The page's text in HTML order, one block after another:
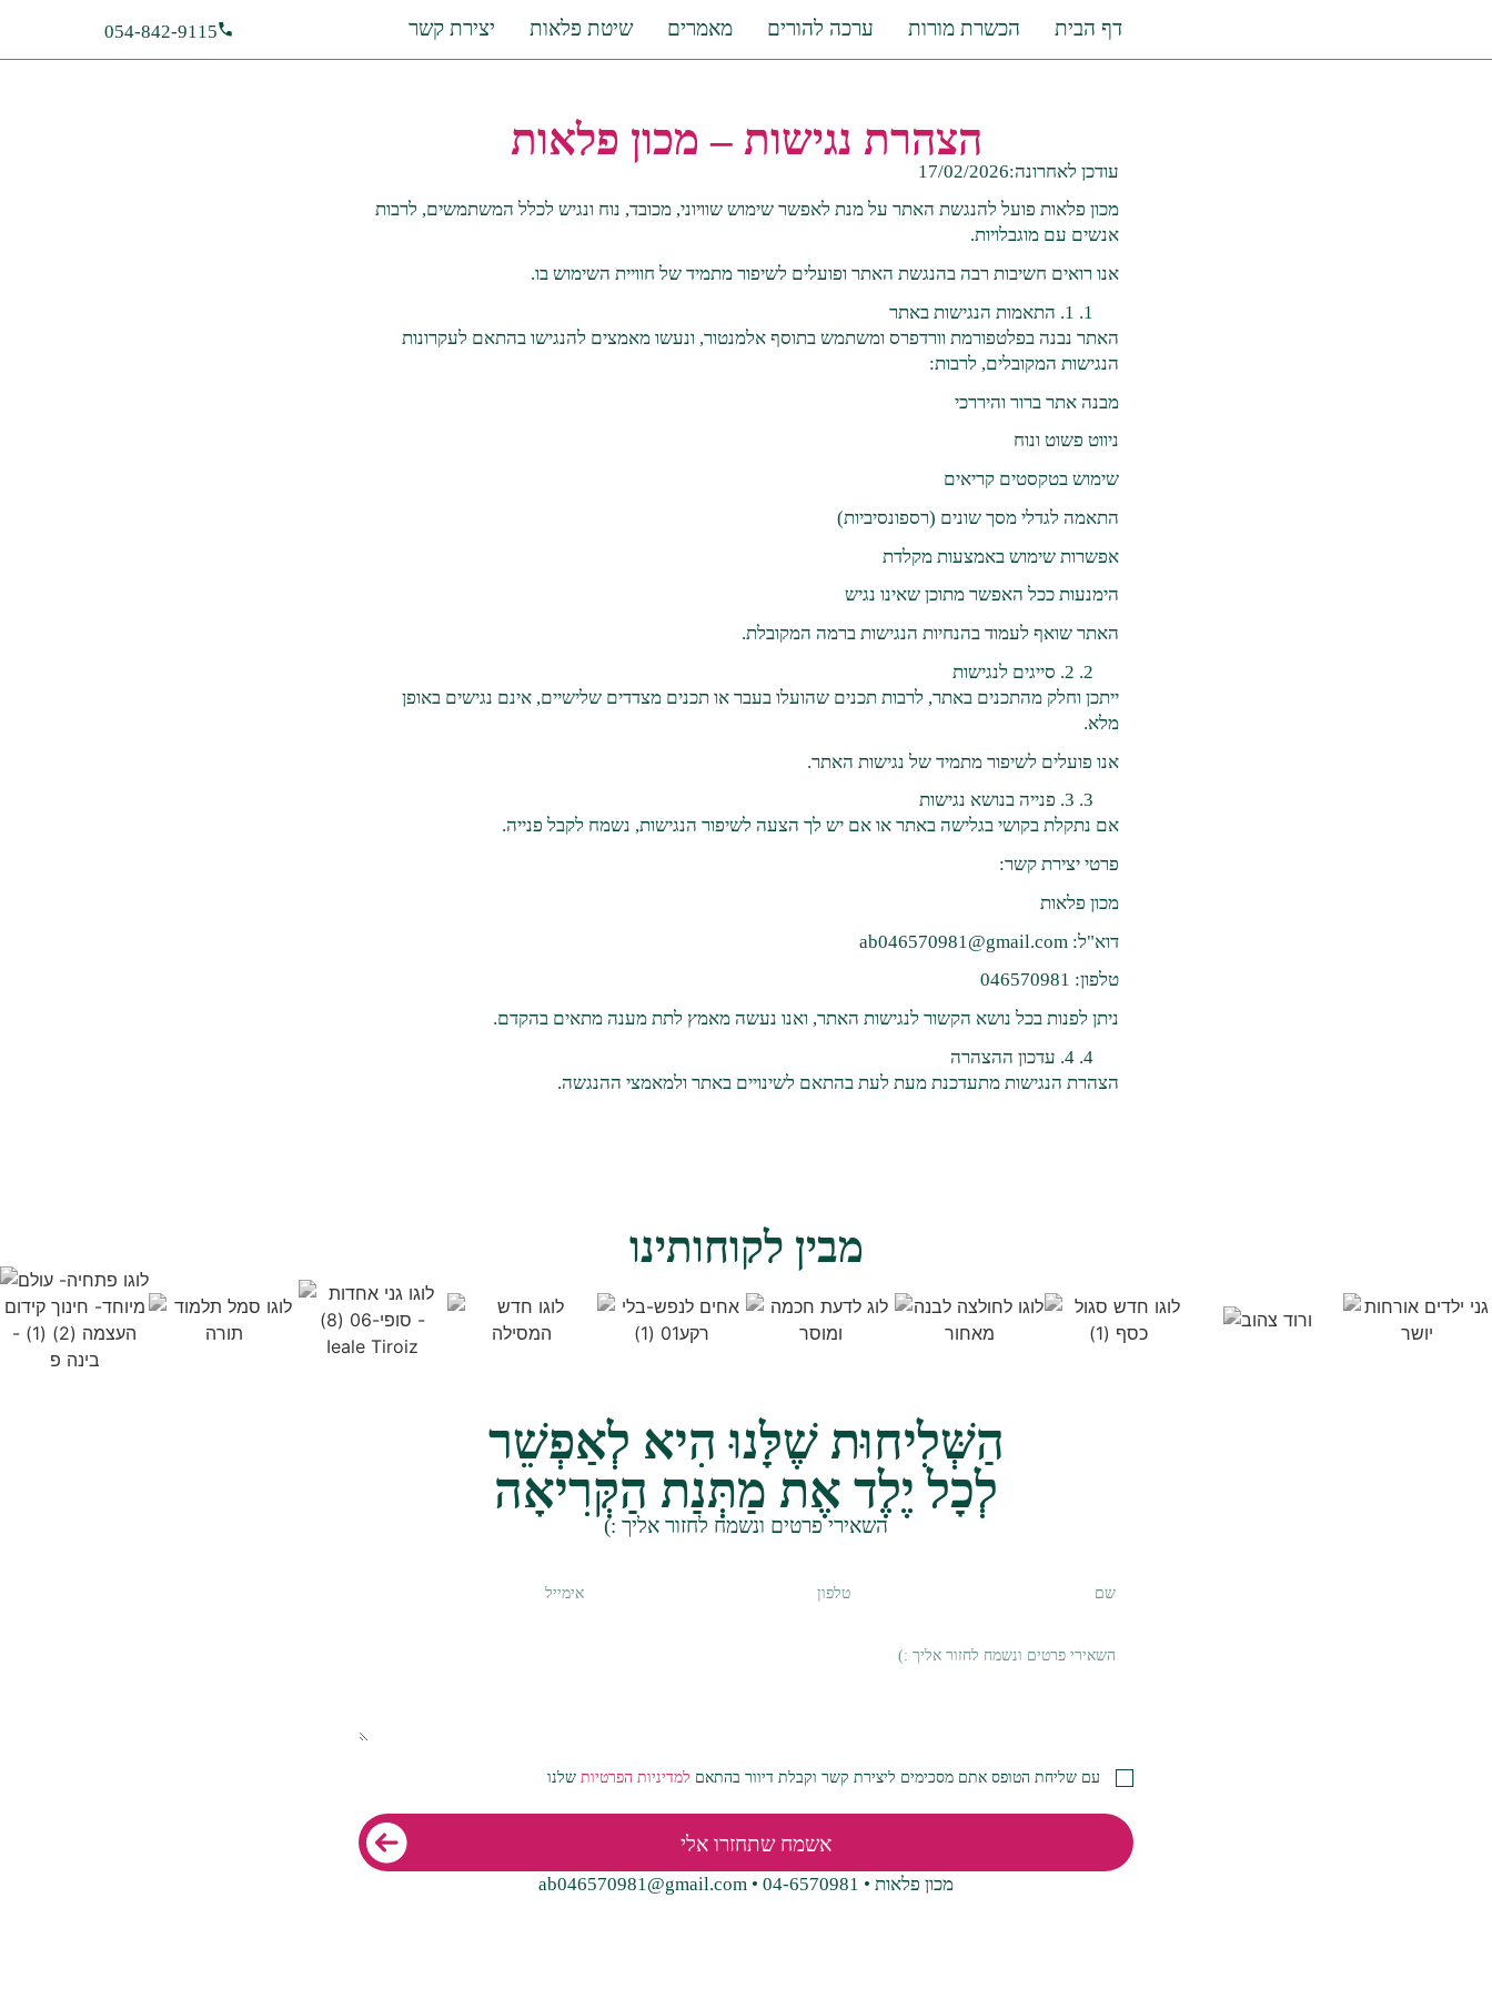
דף הבית הכשרת מורות ערכה להורים מאמרים שיטת פלאות יצירת קשר 054-842-9115
הצהרת נגישות – מכון פלאות
עודכן לאחרונה:17/02/2026
מכון פלאות פועל להנגשת האתר על מנת לאפשר שימוש שוויוני, מכובד, נוח ונגיש לכלל המשתמשים, לרבות
אנשים עם מוגבלויות.
אנו רואים חשיבות רבה בהנגשת האתר ופועלים לשיפור מתמיד של חוויית השימוש בו.
1. התאמות הנגישות באתר
האתר נבנה בפלטפורמת וורדפרס ומשתמש בתוסף אלמנטור, ונעשו מאמצים להנגישו בהתאם לעקרונות
הנגישות המקובלים, לרבות:
מבנה אתר ברור והיררכי
ניווט פשוט ונוח
שימוש בטקסטים קריאים
התאמה לגדלי מסך שונים (רספונסיביות)
אפשרות שימוש באמצעות מקלדת
הימנעות ככל האפשר מתוכן שאינו נגיש
האתר שואף לעמוד בהנחיות הנגישות ברמה המקובלת.
2. סייגים לנגישות
ייתכן וחלק מהתכנים באתר, לרבות תכנים שהועלו בעבר או תכנים מצדדים שלישיים, אינם נגישים באופן
מלא.
אנו פועלים לשיפור מתמיד של נגישות האתר.
3. פנייה בנושא נגישות
אם נתקלת בקושי בגלישה באתר או אם יש לך הצעה לשיפור הנגישות, נשמח לקבל פנייה.
פרטי יצירת קשר:
מכון פלאות
דוא"ל: ab046570981@gmail.com
טלפון: 046570981
ניתן לפנות בכל נושא הקשור לנגישות האתר, ואנו נעשה מאמץ לתת מענה מתאים בהקדם.
4. עדכון ההצהרה
הצהרת הנגישות מתעדכנת מעת לעת בהתאם לשינויים באתר ולמאמצי ההנגשה.
מבין לקוחותינו
הַשְּׁלִיחוּת שֶׁלָּנוּ הִיא לְאַפְשֵׁר
לְכָל יֶלֶד אֶת מַתְּנַת הַקְּרִיאָה
השאירי פרטים ונשמח לחזור אליך :)
עם שליחת הטופס אתם מסכימים ליצירת קשר וקבלת דיוור בהתאם למדיניות הפרטיותשלנו
אשמח שתחזרו אלי
מכון פלאות • 04-6570981 • ab046570981@gmail.com